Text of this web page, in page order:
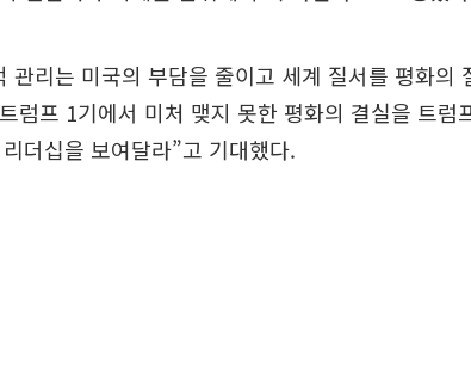
관리는 미국의 부담을 줄이고 세계 질서를 평화의
럼프 1기에서 미처 맺지 못한 평화의 결실을 트럼
더십을 보여달라”고 기대했다.